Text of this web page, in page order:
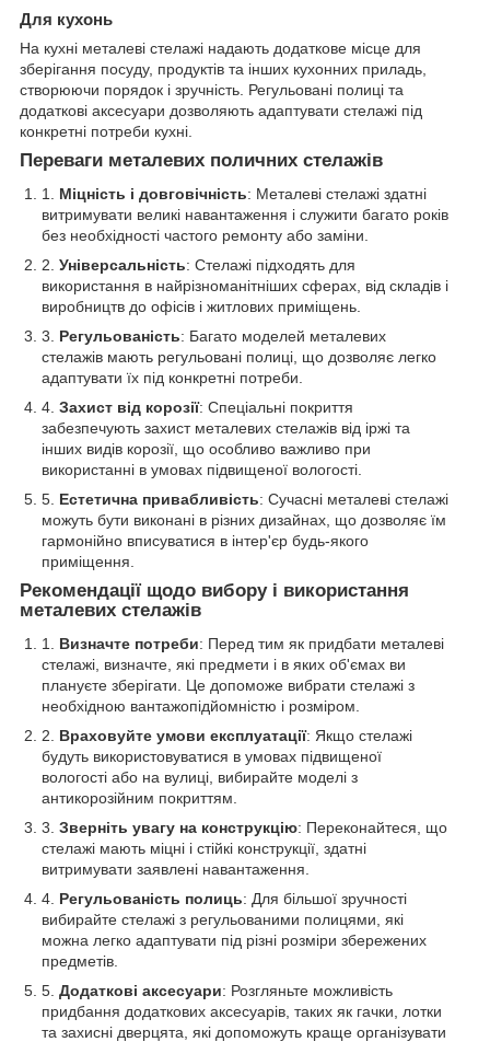
Для кухонь
На кухні металеві стелажі надають додаткове місце для
зберігання посуду, продуктів та інших кухонних приладь,
створюючи порядок і зручність. Регульовані полиці та
додаткові аксесуари дозволяють адаптувати стелажі під
конкретні потреби кухні.
Переваги металевих поличних стелажів
Міцність і довговічність: Металеві стелажі здатні
витримувати великі навантаження і служити багато років
без необхідності частого ремонту або заміни.
Універсальність: Стелажі підходять для
використання в найрізноманітніших сферах, від складів і
виробництв до офісів і житлових приміщень.
Регульованість: Багато моделей металевих
стелажів мають регульовані полиці, що дозволяє легко
адаптувати їх під конкретні потреби.
Захист від корозії: Спеціальні покриття
забезпечують захист металевих стелажів від іржі та
інших видів корозії, що особливо важливо при
використанні в умовах підвищеної вологості.
Естетична привабливість: Сучасні металеві стелажі
можуть бути виконані в різних дизайнах, що дозволяє їм
гармонійно вписуватися в інтер'єр будь-якого
приміщення.
Рекомендації щодо вибору і використання
металевих стелажів
Визначте потреби: Перед тим як придбати металеві
стелажі, визначте, які предмети і в яких об'ємах ви
плануєте зберігати. Це допоможе вибрати стелажі з
необхідною вантажопідйомністю і розміром.
Враховуйте умови експлуатації: Якщо стелажі
будуть використовуватися в умовах підвищеної
вологості або на вулиці, вибирайте моделі з
антикорозійним покриттям.
Зверніть увагу на конструкцію: Переконайтеся, що
стелажі мають міцні і стійкі конструкції, здатні
витримувати заявлені навантаження.
Регульованість полиць: Для більшої зручності
вибирайте стелажі з регульованими полицями, які
можна легко адаптувати під різні розміри збережених
предметів.
Додаткові аксесуари: Розгляньте можливість
придбання додаткових аксесуарів, таких як гачки, лотки
та захисні дверцята, які допоможуть краще організувати